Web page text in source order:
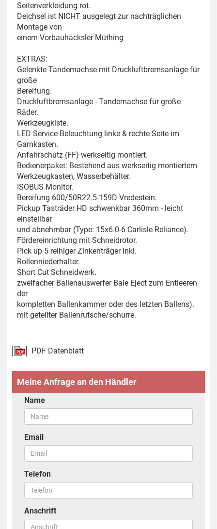
Seitenverkleidung rot.
Deichsel ist NICHT ausgelegt zur nachträglichen
Montage von
einem Vorbauhäcksler Müthing
EXTRAS:
Gelenkte Tandemachse mit Druckluftbremsanlage für
große
Bereifung.
Druckluftbremsanlage - Tandemachse für große
Räder.
Werkzeugkiste.
LED Service Beleuchtung linke & rechte Seite im
Garnkasten.
Anfahrschutz (FF) werkseitig montiert.
Bedienerpaket: Bestehend aus werkseitig montiertem
Werkzeugkasten, Wasserbehälter.
ISOBUS Monitor.
Bereifung 600/50R22.5-159D Vredestein.
Pickup Tasträder HD schwenkbar 360mm - leicht
einstellbar
und abnehmbar (Type: 15x6.0-6 Carlisle Reliance).
Fördereinrichtung mit Schneidrotor.
Pick up 5 reihiger Zinkenträger inkl.
Rollenniederhalter.
Short Cut Schneidwerk.
zweifacher Ballenauswerfer Bale Eject zum Entleeren
der
kompletten Ballenkammer oder des letzten Ballens).
mit geteilter Ballenrutsche/schurre.
PDF Datenblatt
Meine Anfrage an den Händler
Name
Email
Telefon
Anschrift